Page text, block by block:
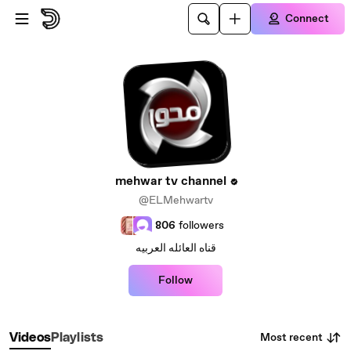
Skip to main content
Connect
mehwar tv channel
@ELMehwartv
806 followers
قناه العائله العربيه
Follow
VideosPlaylists Most recent